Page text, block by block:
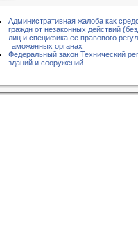
Административная жалоба как
граждн от незаконных действий
лиц и специфика ее правового
таможенных органах
Федеральный закон Технический
зданий и сооружений